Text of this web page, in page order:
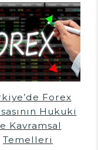
Forex
Hukuki
Kavramsal
Temelleri